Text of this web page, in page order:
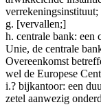
verrekeningsinstituut;
g. [vervallen;]
h. centrale bank: een
Unie, de centrale
Overeenkomst
wel de Europese
i.? bijkantoor: een
zetel aanwezig